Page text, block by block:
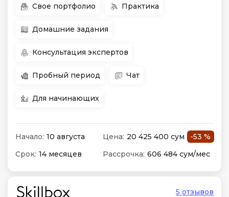
Свое портфолио Практика
Домашние задания
Консультация экспертов
Пробный период Чат
Для начинающих
Начало: 10 августа Цена: 20 425 400 сум
-53 %
Срок: 14 месяцев Рассрочка: 606 484 сум/мес
5 отзывов